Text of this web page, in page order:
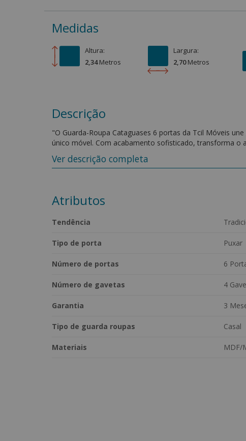
Medidas
Altura:
2,34 Metros
Largura:
2,70 Metros
Descrição
"O Guarda-Roupa Cataguases 6 portas da Tcil Móveis
único móvel. Com acabamento sofisticado, transforma
acolhedor. Sua estrutura é produzida em MDP e MDF de
durabilidade. Além do visual imponente, o modelo foi
Características:
Ver descrição completa
Atributos
Tendência
Tipo de porta Puxar
Número de portas 6
Número de gavetas 4
Garantia 3
Tipo de guarda roupas Casal
Materiais MDF/